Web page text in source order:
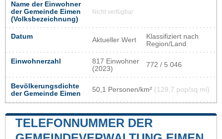
Name der Einwohner
der Gemeinde Eimen
(Volksbezeichnung)
Nicht verfügbar
Datum Aktueller Wert
Klassifiziert nach
Region/Land
Einwohnerzahl
817 Einwohner
(2023)
772 / 5 046
Bevölkerungsdichte
der Gemeinde Eimen
50,1 Personen/km² (129,7 pop/sq mi)
TELEFONNUMMER DER